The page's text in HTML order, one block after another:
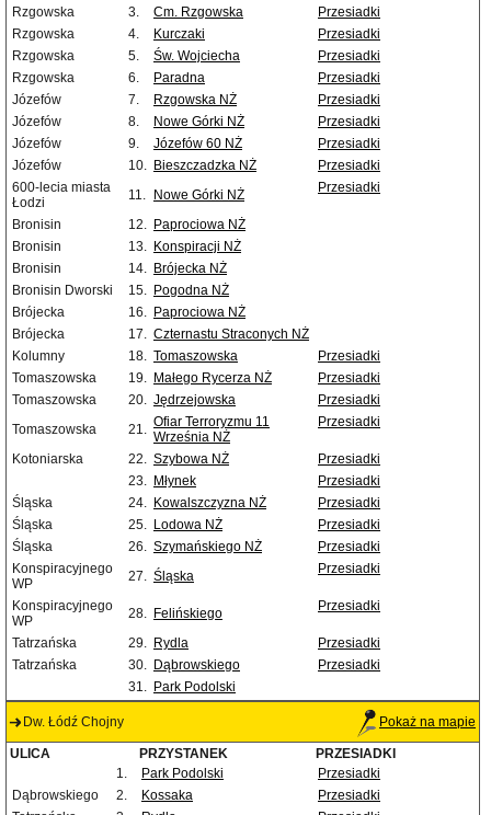
Rzgowska
3. Cm. Rzgowska
Przesiadki
Rzgowska
4. Kurczaki
Przesiadki
Rzgowska
5. Św. Wojciecha
Przesiadki
Rzgowska
6. Paradna
Przesiadki
Józefów
7. Rzgowska NŻ
Przesiadki
Józefów
8. Nowe Górki NŻ
Przesiadki
Józefów
9. Józefów 60 NŻ
Przesiadki
Józefów
10. Bieszczadzka NŻ
Przesiadki
600-lecia miasta
Łodzi
11. Nowe Górki NŻ Przesiadki
Bronisin 12. Paprociowa NŻ
Bronisin
13. Konspiracji NŻ
Bronisin
14. Brójecka NŻ
Bronisin Dworski
15. Pogodna NŻ
Brójecka
16. Paprociowa NŻ
Brójecka
17. Czternastu Straconych NŻ
Kolumny
18. Tomaszowska
Przesiadki
Tomaszowska
19. Małego Rycerza NŻ
Przesiadki
Tomaszowska
20. Jędrzejowska
Przesiadki
Tomaszowska
21. Ofiar Terroryzmu 11
Września NŻ
Przesiadki
Kotoniarska 22. Szybowa NŻ
Przesiadki
23. Młynek
Przesiadki
Śląska
24. Kowalszczyzna NŻ
Przesiadki
Śląska
25. Lodowa NŻ
Przesiadki
Śląska
26. Szymańskiego NŻ
Przesiadki
Konspiracyjnego
WP
27. Śląska Przesiadki
Konspiracyjnego
WP
28. Felińskiego Przesiadki
Tatrzańska 29. Rydla
Przesiadki
Tatrzańska
30. Dąbrowskiego
Przesiadki
31. Park Podolski
Dw. Łódź Chojny Pokaż na mapie
ULICA PRZYSTANEK
PRZESIADKI
1.
Park Podolski
Przesiadki
Dąbrowskiego
2. Kossaka
Przesiadki